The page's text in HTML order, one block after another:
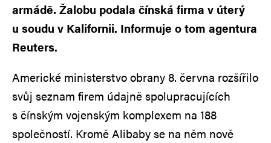
armádě. Žalobu podala čínská firma v úterý
u soudu v Kalifornii. Informuje o tom agentura
Reuters.
Americké ministerstvo obrany 8. června rozšířilo
svůj seznam firem údajně spolupracujících
s čínským vojenským komplexem na 188
společností. Kromě Alibaby se na něm nově